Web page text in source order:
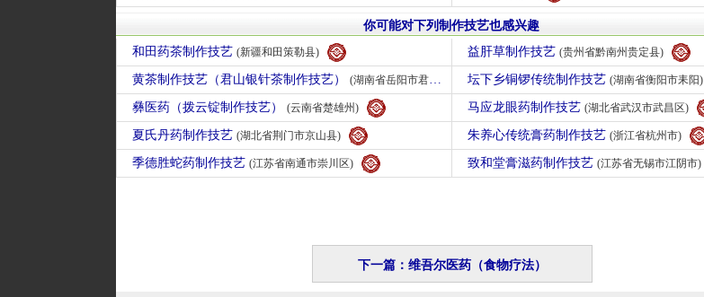
你可能对下列制作技艺也感兴趣
和田药茶制作技艺 (新疆和田策勒县) 益肝草制作技艺 (贵州省黔南州贵定县)
黄茶制作技艺（君山银针茶制作技艺） (湖南省岳阳市君山) 坛下乡铜锣传统制作技艺 (湖南省衡阳市耒阳)
彝医药（拨云锭制作技艺） (云南省楚雄州) 马应龙眼药制作技艺 (湖北省武汉市武昌区)
夏氏丹药制作技艺 (湖北省荆门市京山县) 朱养心传统膏药制作技艺 (浙江省杭州市)
季德胜蛇药制作技艺 (江苏省南通市崇川区) 致和堂膏滋药制作技艺 (江苏省无锡市江阴市)
下一篇：维吾尔医药（食物疗法）